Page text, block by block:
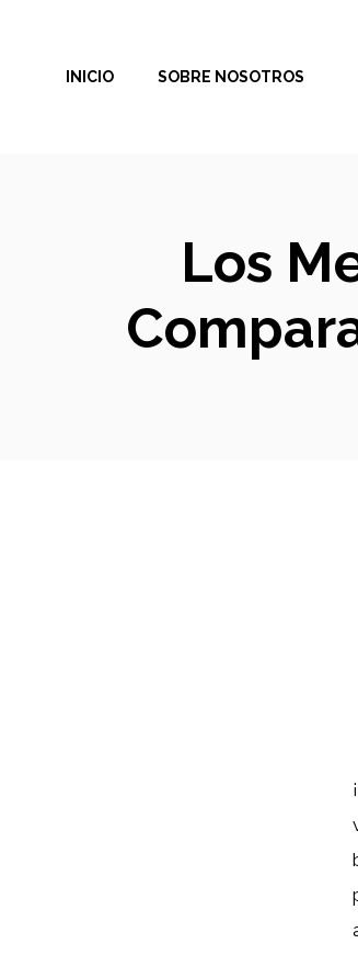
contenidoINICIO SOBRE NOSOTROS
Los